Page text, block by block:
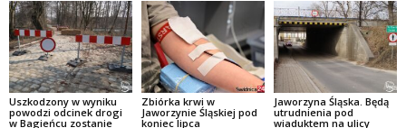
Uszkodzony w wyniku
powodzi odcinek drogi
w Bagieńcu zostanie
Zbiórka krwi w
Jaworzynie Śląskiej pod
koniec lipca
Jaworzyna Śląska. Będą
utrudnienia pod
wiaduktem na ulicy